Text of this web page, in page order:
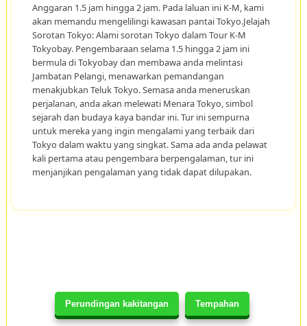
Perundingan kakitangan Tempahan
Anggaran 1.5 jam hingga 2 jam. Pada laluan ini K-M, kami
akan memandu mengelilingi kawasan pantai Tokyo.Jelajah
Sorotan Tokyo: Alami sorotan Tokyo dalam Tour K-M
Tokyobay. Pengembaraan selama 1.5 hingga 2 jam ini
bermula di Tokyobay dan membawa anda melintasi
Jambatan Pelangi, menawarkan pemandangan
menakjubkan Teluk Tokyo. Semasa anda meneruskan
perjalanan, anda akan melewati Menara Tokyo, simbol
sejarah dan budaya kaya bandar ini. Tur ini sempurna
untuk mereka yang ingin mengalami yang terbaik dari
Tokyo dalam waktu yang singkat. Sama ada anda pelawat
kali pertama atau pengembara berpengalaman, tur ini
menjanjikan pengalaman yang tidak dapat dilupakan.